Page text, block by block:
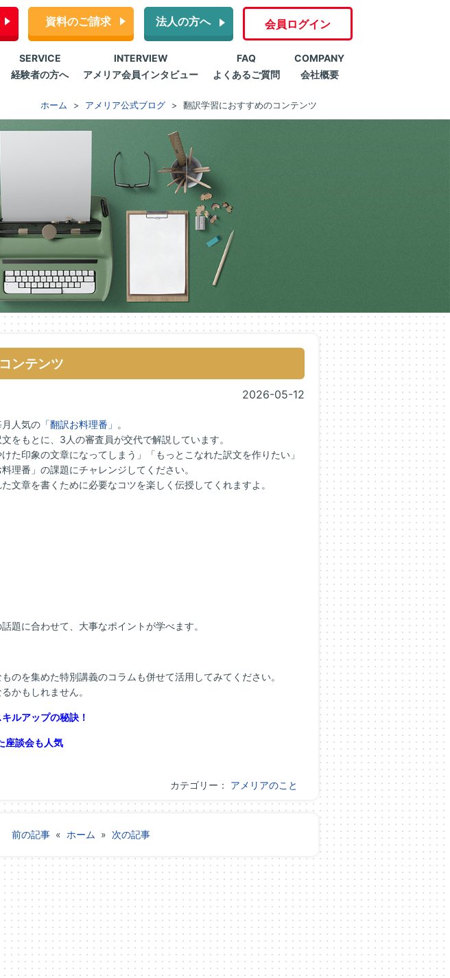
資料のご請求 法人の方へ 会員ログイン
SERVICE
経験者の方へ
INTERVIEW
アメリア会員インタビュー
FAQ
よくあるご質問
COMPANY
会社概要
ホーム アメリア公式ブログ 翻訳学習におすすめのコンテンツ
ンテンツ
2026-05-12
人気の「翻訳お料理番」 。
をもとに、3人の審査員が交代で解説しています。
た印象の文章になってしまう」「もっとこなれた訳文を作りたい」
理番」の課題にチャレンジしてください。
文章を書くために必要なコツを楽しく伝授してくれますよ。
題に合わせて、大事なポイントが学べます。
のを集めた特別講義のコラムも併せて活用してみてください。
かもしれません。
ルアップの秘訣！
座談会も人気
カテゴリー： アメリアのこと
前の記事 « ホーム » 次の記事